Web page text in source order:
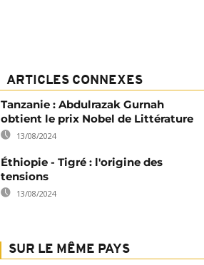
ARTICLES CONNEXES
Tanzanie : Abdulrazak Gurnah
obtient le prix Nobel de Littérature
13/08/2024
Éthiopie - Tigré : l'origine des
tensions
13/08/2024
SUR LE MÊME PAYS